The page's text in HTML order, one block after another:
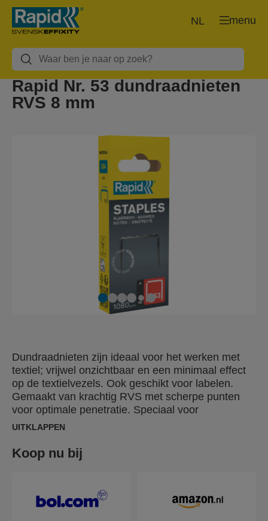
menu
NL
Rapid Nr. 53 dundraadnieten
RVS 8 mm
Dundraadnieten zijn ideaal voor het werken met
textiel; vrijwel onzichtbaar en een minimaal effect
op de textielvezels. Ook geschikt voor labelen.
Gemaakt van krachtig RVS met scherpe punten
voor optimale penetratie. Speciaal voor
buitengebruik of in een vochtige omgeving.
UITKLAPPEN
Koop nu bij